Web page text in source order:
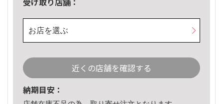
お店を選ぶ
近くの店舗を確認する
納期目安：